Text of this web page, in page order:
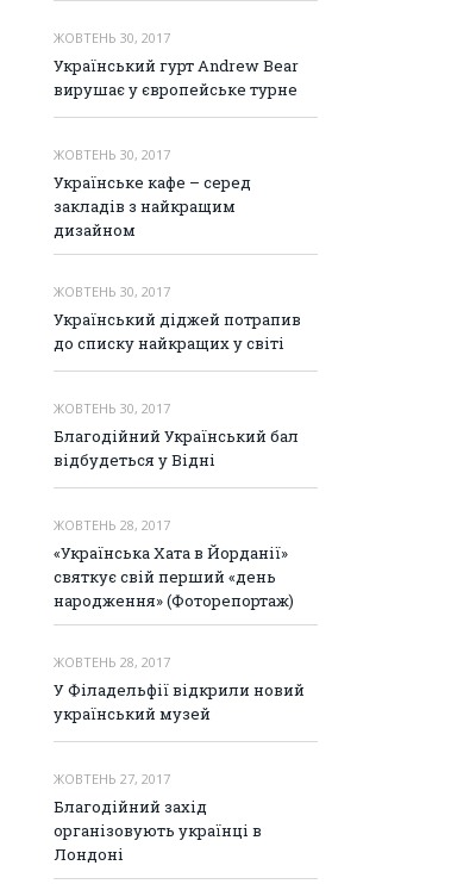
ЖОВТЕНЬ 30, 2017
Український гурт Andrew Bear
вирушає у європейське турне
ЖОВТЕНЬ 30, 2017
Українське кафе – серед
закладів з найкращим
дизайном
ЖОВТЕНЬ 30, 2017
Український діджей потрапив
до списку найкращих у світі
ЖОВТЕНЬ 30, 2017
Благодійний Український бал
відбудеться у Відні
ЖОВТЕНЬ 28, 2017
«Українська Хата в Йорданії»
святкує свій перший «день
народження» (Фоторепортаж)
ЖОВТЕНЬ 28, 2017
У Філадельфії відкрили новий
український музей
ЖОВТЕНЬ 27, 2017
Благодійний захід
організовують українці в
Лондоні